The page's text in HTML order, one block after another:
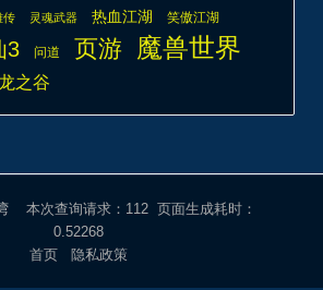
传 灵魂武器 热血江湖 笑傲江湖
3 问道 页游 魔兽世界
之谷
本次查询请求：112 页面生成耗时：
0.52268
首页
隐私政策